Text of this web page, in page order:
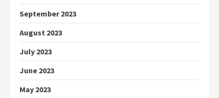
September 2023
August 2023
July 2023
June 2023
May 2023